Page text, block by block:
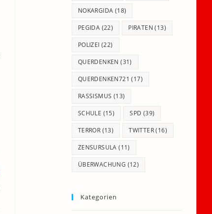
NOKARGIDA (18)
PEGIDA (22) PIRATEN (13)
POLIZEI (22)
QUERDENKEN (31)
QUERDENKEN721 (17)
RASSISMUS (13)
SCHULE (15) SPD (39)
TERROR (13) TWITTER(16)
ZENSURSULA (11)
ÜBERWACHUNG (12)
Kategorien